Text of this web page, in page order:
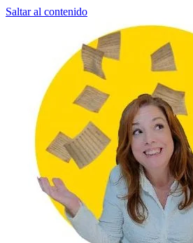
Saltar al contenido